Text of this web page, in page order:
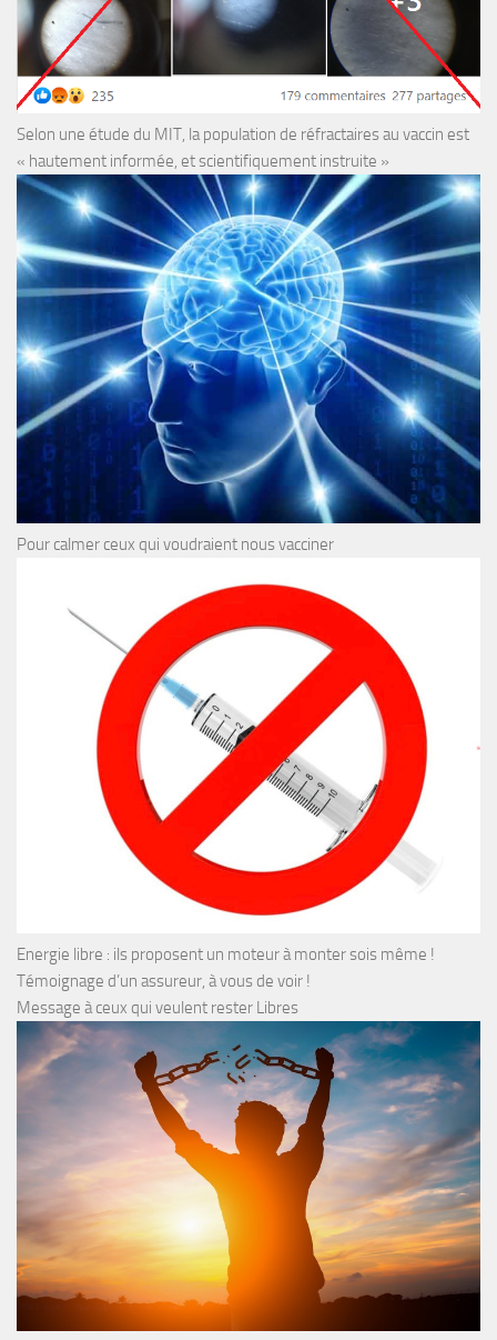
Selon une étude du MIT, la population de réfractaires au vaccin est
« hautement informée, et scientifiquement instruite »
Pour calmer ceux qui voudraient nous vacciner
Energie libre : ils proposent un moteur à monter sois même !
Témoignage d’un assureur, à vous de voir !
Message à ceux qui veulent rester Libres